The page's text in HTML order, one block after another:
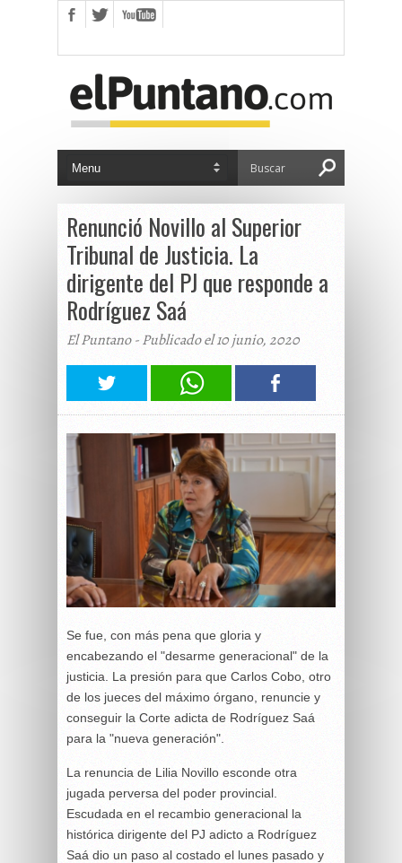
Renunció Novillo al Superior
Tribunal de Justicia. La
dirigente del PJ que responde a
Rodríguez Saá
El Puntano - Publicado el 10 junio, 2020
Se fue, con más pena que gloria y
encabezando el "desarme generacional" de la
justicia. La presión para que Carlos Cobo, otro
de los jueces del máximo órgano, renuncie y
conseguir la Corte adicta de Rodríguez Saá
para la "nueva generación".
La renuncia de Lilia Novillo esconde otra
jugada perversa del poder provincial.
Escudada en el recambio generacional la
histórica dirigente del PJ adicto a Rodríguez
Saá dio un paso al costado el lunes pasado y